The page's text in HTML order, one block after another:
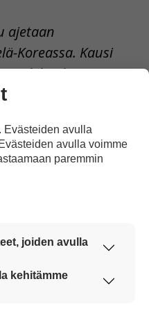
ajetaan
Koreassa. Kausi
osakilpailuun.
Evästeiden avulla
avulla voimme
paremmin
joiden avulla
jotta
ja turvallisesti.
kehitämme